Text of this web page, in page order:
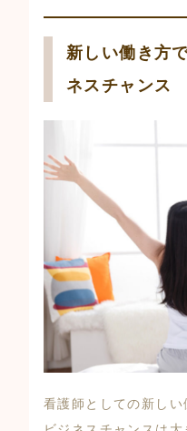
新しい働き方
ネスチャンス
看護師としての新しい